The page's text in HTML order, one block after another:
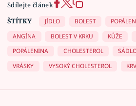
Sdílejte článek
ŠTÍTKY
JÍDLO BOLEST
ANGÍNA
BOLEST V KRKU KŮŽE
POPÁLENINA
CHOLESTEROL
VRÁSKY
VYSOKÝ CHOLESTEROL